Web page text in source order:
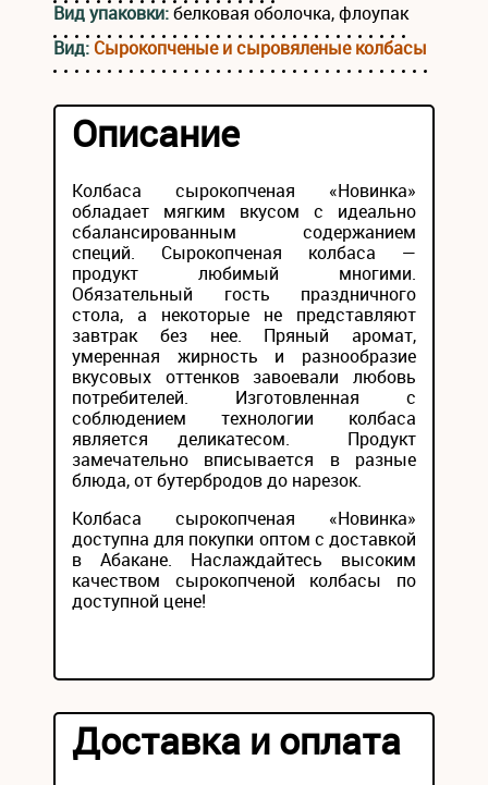
Вид упаковки:белковая оболочка, флоупак
Вид: Сырокопченые и сыровяленые колбасы
Описание
Колбаса сырокопченая «Новинка»
обладает мягким вкусом с идеально
сбалансированным содержанием
специй. Сырокопченая колбаса —
продукт любимый многими.
Обязательный гость праздничного
стола, а некоторые не представляют
завтрак без нее. Пряный аромат,
умеренная жирность и разнообразие
вкусовых оттенков завоевали любовь
потребителей. Изготовленная с
соблюдением технологии колбаса
является деликатесом. Продукт
замечательно вписывается в разные
блюда, от бутербродов до нарезок.
Колбаса сырокопченая «Новинка»
доступна для покупки оптом с доставкой
в Абакане. Наслаждайтесь высоким
качеством сырокопченой колбасы по
доступной цене!
Доставка и оплата